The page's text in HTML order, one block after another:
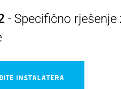
- Specifično rješenje
INSTALATERA